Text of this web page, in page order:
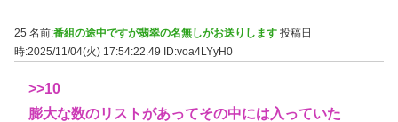
25 名前:番組の途中ですが翡翠の名無しがお送りします 投稿日
時:2025/11/04(火) 17:54:22.49 ID:voa4LYyH0
>>10
膨大な数のリストがあってその中には入っていた